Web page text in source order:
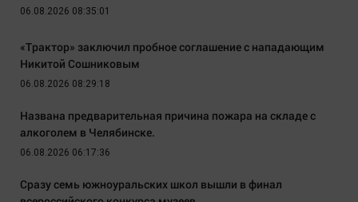
06.08.2026 08:35:01
«Трактор» заключил пробное соглашение с нападающим
Никитой Сошниковым
06.08.2026 08:29:18
Названа предварительная причина пожара на складе с
алкоголем в Челябинске.
06.08.2026 06:17:36
Сразу семь южноуральских школ вышли в финал